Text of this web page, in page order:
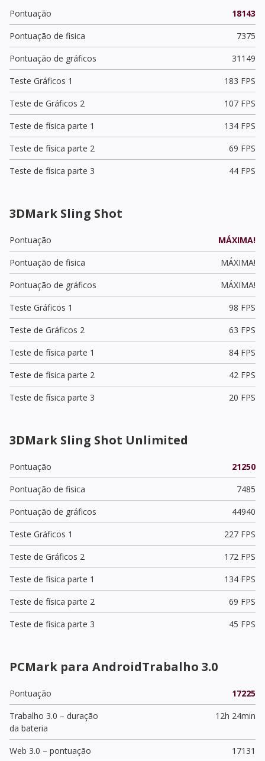
Pontuação
18143
Pontuação de fisica
7375
Pontuação de gráficos
31149
Teste Gráficos 1
183 FPS
Teste de Gráficos 2
107 FPS
Teste de física parte 1
134 FPS
Teste de física parte 2
69 FPS
Teste de física parte 3
44 FPS
3DMark Sling Shot
Pontuação
MÁXIMA!
Pontuação de fisica
MÁXIMA!
Pontuação de gráficos
MÁXIMA!
Teste Gráficos 1
98 FPS
Teste de Gráficos 2
63 FPS
Teste de física parte 1
84 FPS
Teste de física parte 2
42 FPS
Teste de física parte 3
20 FPS
3DMark Sling Shot Unlimited
Pontuação
21250
Pontuação de fisica
7485
Pontuação de gráficos
44940
Teste Gráficos 1
227 FPS
Teste de Gráficos 2
172 FPS
Teste de física parte 1
134 FPS
Teste de física parte 2
69 FPS
Teste de física parte 3
45 FPS
PCMark para AndroidTrabalho 3.0
Pontuação
17225
Trabalho 3.0 – duração
da bateria
12h 24min
Web 3.0 – pontuação
17131